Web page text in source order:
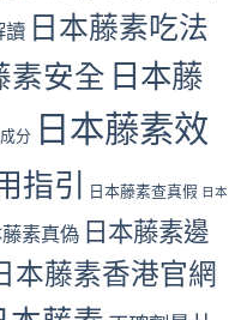
讀 日本藤素吃法
素安全 日本藤
分 日本藤素效
指引 日本藤素查真假 日本
素真偽 日本藤素邊
本藤素香港官網